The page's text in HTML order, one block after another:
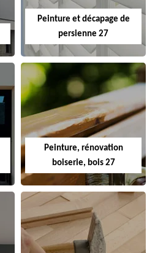
Peinture et décapage de
persienne 27
Peinture, rénovation
boiserie, bois 27